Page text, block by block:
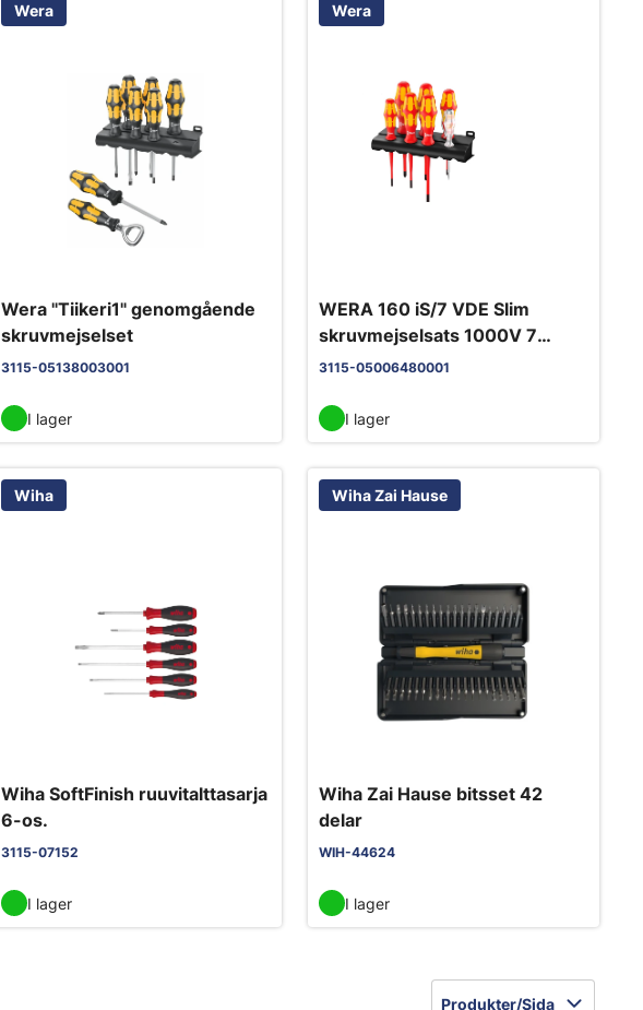
Wera
Wera "Tiikeri1" genomgående
skruvmejselset
3115-05138003001
I lager
Wera
WERA 160 iS/7 VDE Slim
skruvmejselsats 1000V 7
delar.
3115-05006480001
I lager
Wiha
Wiha SoftFinish ruuvitalttasarja
6-os.
3115-07152
I lager
Wiha Zai Hause
Wiha Zai Hause bitsset 42
delar
WIH-44624
I lager
Produkter/Sida